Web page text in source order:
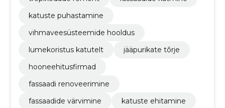
katuste puhastamine
vihmaveesüsteemide hooldus
lumekoristus katutelt
jääpurikate tõrje
hooneehitusfirmad
fassaadi renoveerimine
fassaadide värvimine
katuste ehitamine